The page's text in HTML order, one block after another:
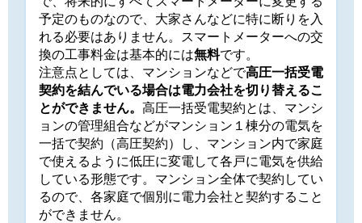
予定のものなので、大家さんなどに特に断りを入
れる必要はありません。スマートメーターへの交
換の工事料金は基本的には無料です。
注意点としては、マンションなどで高圧一括受電
契約を結んでいる場合は電力会社を切り替えるこ
とができません。 高圧一括受電契約とは、マンシ
ョンの管理組合などがマンション１棟分の電気を
一括で契約（高圧契約）し、マンション内で家庭
で使えるように低圧に変電して各戸に電気を供給
している形態です。マンション全体で契約してい
るので、各家庭で個別に電力会社と契約すること
ができません。